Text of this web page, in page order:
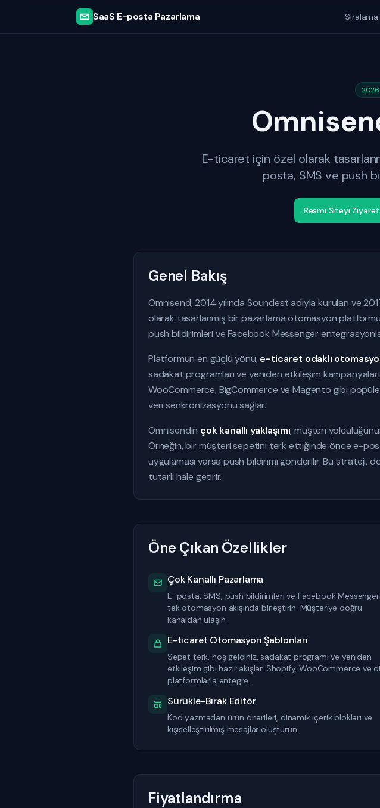
SaaS E-posta Pazarlama Sıralama
E-ticaret için özel olarak
posta, SMS ve push
Resmi Siteyi
Genel Bakış
Omnisend, 2014 yılında Soundest adıyla kurulan ve
olarak tasarlanmış bir pazarlama otomasyon
push bildirimleri ve Facebook Messenger
Platformun en güçlü yönü, e-ticaret odaklı
sadakat programları ve yeniden etkileşim
WooCommerce, BigCommerce ve Magento gibi
veri senkronizasyonu sağlar.
Omnisendin çok kanallı yaklaşımı, müşteri
Örneğin, bir müşteri sepetini terk ettiğinde önce e-
uygulaması varsa push bildirimi gönderilir. Bu strateji,
tutarlı hale getirir.
Öne Çıkan Özellikler
Çok Kanallı Pazarlama
E-posta, SMS, push bildirimleri ve Facebook Messengeri
tek otomasyon akışında birleştirin. Müşteriye doğru
kanaldan ulaşın.
E-ticaret Otomasyon Şablonları
Sepet terk, hoş geldiniz, sadakat programı ve yeniden
etkileşim gibi hazır akışlar. Shopify, WooCommerce ve
platformlarla entegre.
Sürükle-Bırak Editör
Kod yazmadan ürün önerileri, dinamik içerik blokları ve
kişiselleştirilmiş mesajlar oluşturun.
Fiyatlandırma